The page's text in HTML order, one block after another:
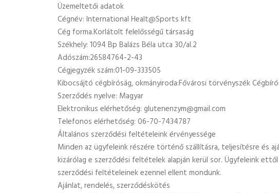
Üzemeltetői adatok
Cégnév: International Healt@Sports kft
Cég forma.Korlátolt felelősségű társaság
Székhely: 1094 Bp Balázs Béla utca 30/al.2
Adószám:26584764-2-43
Cégjegyzék szám:01-09-333505
Kibocsájtó cégbíróság, okmányiroda:Fővárosi törvényszék
Szerződés nyelve: Magyar
Elektronikus elérhetőség: glutenenzym@gmail.com
Telefonos elérhetőség: 06-70-7434787
Általános szerződési feltételeink érvényessége
Minden az ügyfeleink részére történő szállításra, teljesítésre és
kizárólag e szerződési feltételek alapján kerül sor. Ügyfeleink
szerződési feltételeinek ezennel ellent mondunk.
Ajánlat, rendelés, szerződéskötés